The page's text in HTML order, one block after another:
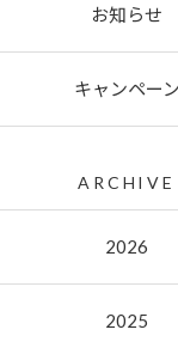
お知らせ
キャンペーン
ARCHIVE
2026
2025